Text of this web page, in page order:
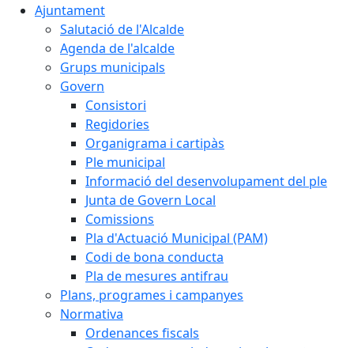
Ajuntament
Salutació de l'Alcalde
Agenda de l'alcalde
Grups municipals
Govern
Consistori
Regidories
Organigrama i cartipàs
Ple municipal
Informació del desenvolupament del ple
Junta de Govern Local
Comissions
Pla d'Actuació Municipal (PAM)
Codi de bona conducta
Pla de mesures antifrau
Plans, programes i campanyes
Normativa
Ordenances fiscals